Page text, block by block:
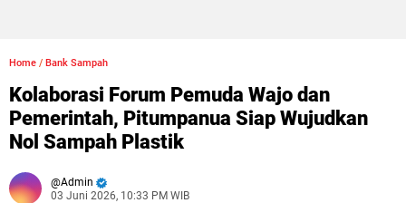
Home / Bank Sampah
Kolaborasi Forum Pemuda Wajo dan
Pemerintah, Pitumpanua Siap Wujudkan
Nol Sampah Plastik
Admin
03 Juni 2026, 10:33 PM WIB